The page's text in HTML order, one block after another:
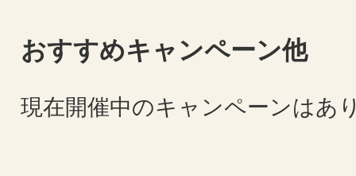
おすすめキャンペーン他
現在開催中のキャンペーンはあ